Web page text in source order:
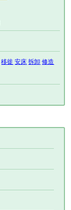
移徙 安床 拆卸 修造